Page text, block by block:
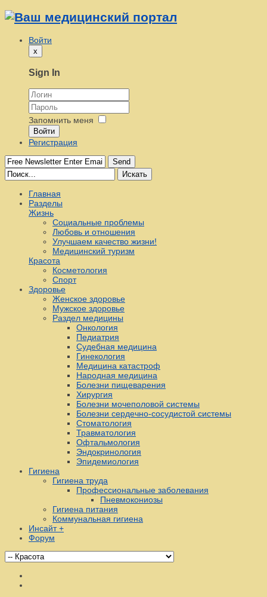
Войти
x
Sign In
Запомнить меня
Войти
Регистрация
Send
Искать
Главная
Разделы
Жизнь
Социальные проблемы
Любовь и отношения
Улучшаем качество жизни!
Медицинский туризм
Красота
Косметология
Спорт
Здоровье
Женское здоровье
Мужское здоровье
Раздел медицины
Онкология
Педиатрия
Судебная медицина
Гинекология
Медицина катастроф
Народная медицина
Болезни пищеварения
Хирургия
Болезни мочеполовой системы
Болезни сердечно-сосудистой системы
Стоматология
Травматология
Офтальмология
Эндокринология
Эпидемиология
Гигиена
Гигиена труда
Профессиональные заболевания
Пневмокониозы
Гигиена питания
Коммунальная гигиена
Инсайт +
Форум